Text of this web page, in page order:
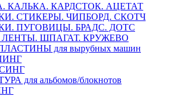
КАЛЬКА. КАРДСТОК. АЦЕТАТ
СТИКЕРЫ. ЧИПБОРД. СКОТЧ
ПУГОВИЦЫ. БРАДС. ДОТС
ЛЕНТЫ. ШПАГАТ. КРУЖЕВО
для вырубных машин
для альбомов/блокнотов